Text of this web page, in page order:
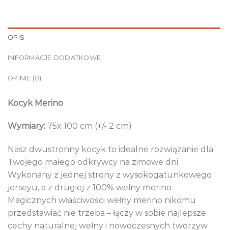
OPIS
INFORMACJE DODATKOWE
OPINIE (0)
Kocyk Merino
Wymiary: 75x 100 cm (+/- 2 cm)
Nasz dwustronny kocyk to idealne rozwiązanie dla
Twojego małego odkrywcy na zimowe dni.
Wykonany z jednej strony z wysokogatunkowego
jerseyu, a z drugiej z 100% wełny merino.
Magicznych właściwości wełny merino nikomu
przedstawiać nie trzeba – łączy w sobie najlepsze
cechy naturalnej wełny i nowoczesnych tworzyw